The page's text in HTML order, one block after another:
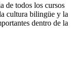
de todos los cursos
cultura bilingüe y la
dentro de la